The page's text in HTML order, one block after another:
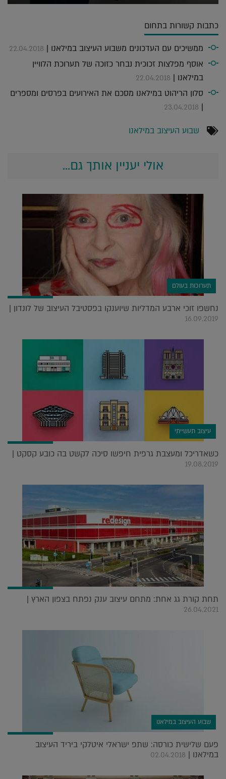
כתבות קשורות בתחום
ממשיכים עם העדכונים משבוע העיצוב במילאנו | 22.04.2018
אוסף מפלצות זכוכית נבחר כזוכה של תערוכת הלוויין
במילאנו | 22.04.2018
סלון הריהוט במילאנו מסכם את האירועים בפרסים ומספרים
|
23.04.2018
שבוע העיצוב במילאנו
אולי יעניין אותך גם...
תערוכות בעולם
נחשפו זוכי ארבע המדליות שיוענקו בפסטיבל העיצוב של לונדון |
16.09.2019
עיצוב תעשייתי
כשאדריכל ומעצבת גרפית חיפשו סיכה לקשט בה כובע קסקט |
19.08.2019
תחת קורת גג אחת: מתחם עיצוב ענק נפתח בצפון הארץ |
26.04.2021
שבוע העיצוב במילאנו
פעם שלישית כורסה: שתפ ישראלי איטלקי ביריד העיצוב
במילאנו | 02.04.2018